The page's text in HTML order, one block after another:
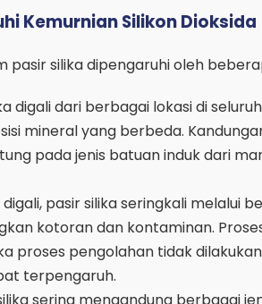
Kemurnian Silikon Dioksida
pasir silika dipengaruhi oleh
digali dari berbagai lokasi di
mineral yang berbeda.
pada jenis batuan induk dari
pasir silika seringkali melalui
kotoran dan kontaminan.
proses pengolahan tidak
terpengaruh.